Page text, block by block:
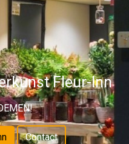
Fleur-Inn
Contact